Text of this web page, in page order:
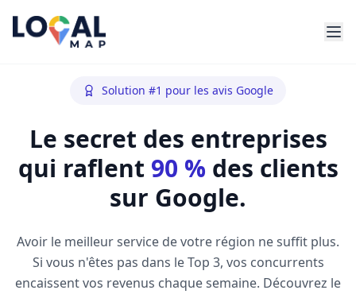
Solution #1 pour les avis Google
Le secret des entreprises
qui raflent 90 % des clients
sur Google.
Avoir le meilleur service de votre région ne suffit plus.
Si vous n'êtes pas dans le Top 3, vos concurrents
encaissent vos revenus chaque semaine. Découvrez le